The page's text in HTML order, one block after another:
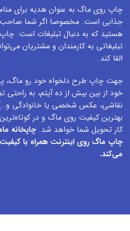
چاپ روی ماگ به عنوان هدیه برای
جذابی است. مخصوصا اگر شما
هستید که به دنبال تبلیغات است.
تبلیغاتی به کارمندان و مشتریان
القا کند.
جهت چاپ طرح دلخواه خود رو ماگ،
خود از بین بیش از ده آیتم، به راحتی
نقاشی، عکس شخصی یا خانوادگی و…)
بهترین کیفیت روی ماگ و در
کار تحویل شما خواهد شد. چاپخانه
چاپ ماگ روی اینترنت همراه با
می‌کند.